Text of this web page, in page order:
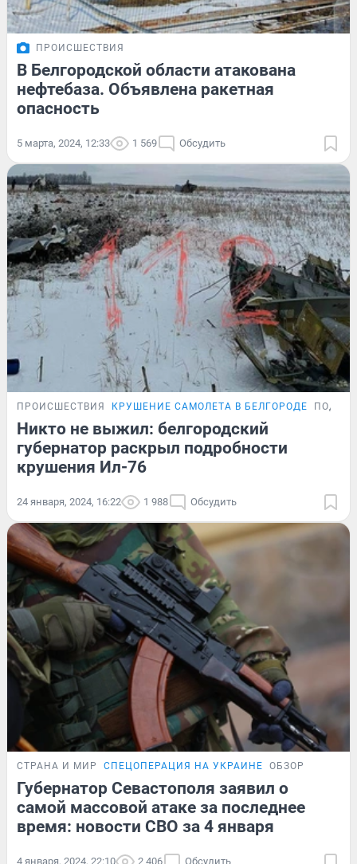
ПРОИСШЕСТВИЯ
В Белгородской области атакована
нефтебаза. Объявлена ракетная
опасность
5 марта, 2024, 12:33 1 569 Обсудить
ПРОИСШЕСТВИЯ КРУШЕНИЕ САМОЛЕТА В БЕЛГОРОДЕ
Никто не выжил: белгородский
губернатор раскрыл подробности
крушения Ил-76
24 января, 2024, 16:22 1 988 Обсудить
СТРАНА И МИР СПЕЦОПЕРАЦИЯ НА УКРАИНЕ ОБЗОР
Губернатор Севастополя заявил о
самой массовой атаке за последнее
время: новости СВО за 4 января
4 января, 2024, 22:10 2 406 Обсудить